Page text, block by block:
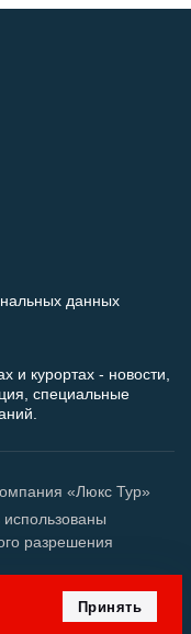
данных
и курортах - новости,
специальные
«Люкс Тур»
разрешения
Принять